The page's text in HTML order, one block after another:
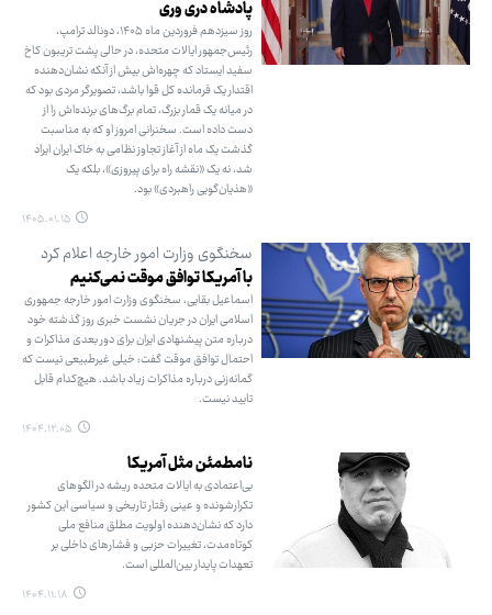
پادشاه دری وری
روز سیزدهم فروردین ماه ۱۴۰۵، دونالد ترامپ،
رئیس‌جمهور ایالات متحده، در حالی پشت تریبون کاخ
سفید ایستاد که چهره‌اش بیش از آنکه نشان‌دهنده
اقتدار یک فرمانده کل قوا باشد، تصویرگر مردی بود که
در میانه یک قمار بزرگ، تمام برگ‌های برنده‌اش را از
دست داده است. سخنرانی امروز او که به مناسبت
گذشت یک ماه از آغاز تجاوز نظامی به خاک ایران ایراد
شد، نه یک «نقشه راه برای پیروزی»، بلکه یک
«هذیان‌گویی راهبردی» بود.
۱۴۰۵.۰۱.۱۵
سخنگوی وزارت امور خارجه اعلام کرد
با آمریکا توافق موقت نمی‌کنیم
اسماعیل بقایی، سخنگوی وزارت امور خارجه جمهوری
اسلامی ایران در جریان نشست خبری روز گذشته خود
درباره متن پیشنهادی ایران برای دور بعدی مذاکرات و
احتمال توافق موقت گفت: خیلی غیرطبیعی نیست که
گمانه‌زنی درباره مذاکرات زیاد باشد. هیچ‌کدام قابل
تایید نیست.
۱۴۰۴.۱۲.۰۵
نامطمئن مثل آمریکا
بی‌اعتمادی به ایالات متحده ریشه در الگوهای
تکرارشونده و عینی رفتار تاریخی و سیاسی این کشور
دارد که نشان‌دهنده اولویت مطلق منافع ملی
کوتاه‌مدت، تغییرات حزبی و فشارهای داخلی بر
تعهدات پایدار بین‌المللی است.
۱۴۰۴.۱۱.۱۸